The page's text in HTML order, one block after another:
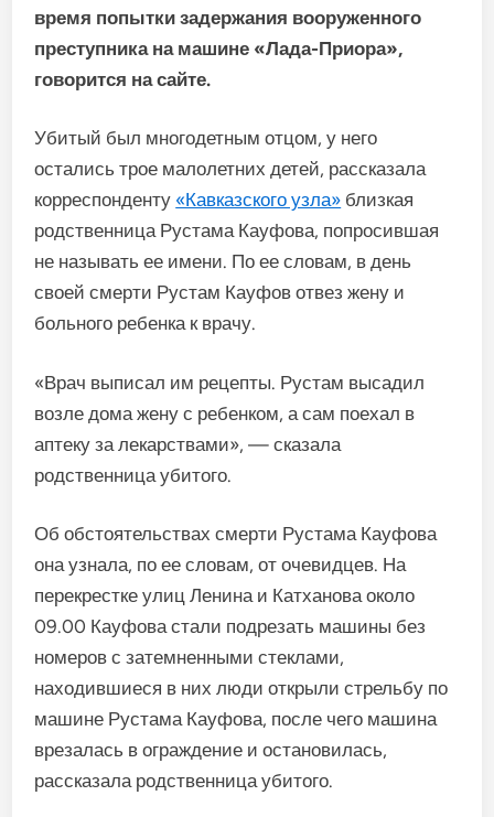
время попытки задержания вооруженного
преступника на машине «Лада-Приора»,
говорится на сайте.
Убитый был многодетным отцом, у него
остались трое малолетних детей, рассказала
корреспонденту «Кавказского узла» близкая
родственница Рустама Кауфова, попросившая
не называть ее имени. По ее словам, в день
своей смерти Рустам Кауфов отвез жену и
больного ребенка к врачу.
«Врач выписал им рецепты. Рустам высадил
возле дома жену с ребенком, а сам поехал в
аптеку за лекарствами», — сказала
родственница убитого.
Об обстоятельствах смерти Рустама Кауфова
она узнала, по ее словам, от очевидцев. На
перекрестке улиц Ленина и Катханова около
09.00 Кауфова стали подрезать машины без
номеров с затемненными стеклами,
находившиеся в них люди открыли стрельбу по
машине Рустама Кауфова, после чего машина
врезалась в ограждение и остановилась,
рассказала родственница убитого.